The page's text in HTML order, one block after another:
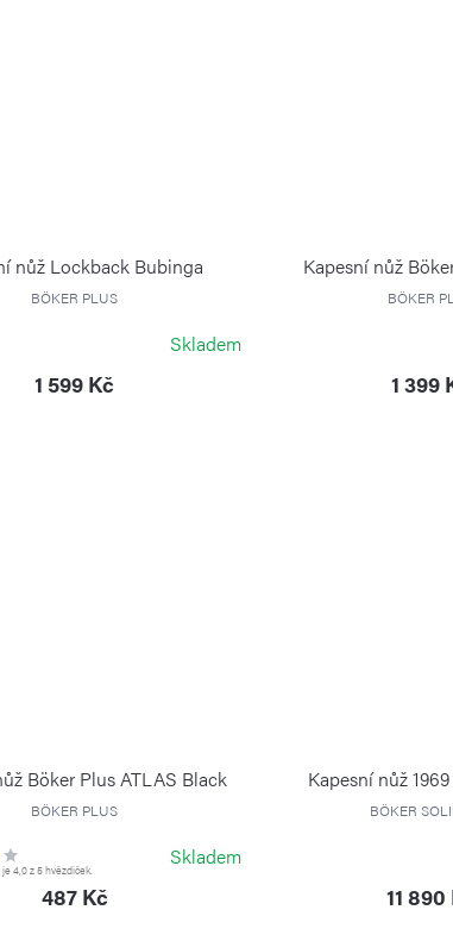
nůž Lockback Bubinga
BÖKER PLUS
Skladem
1 599 Kč
Kapesní nůž
BÖKER
1 399
Böker Plus ATLAS Black
BÖKER PLUS
4,0 z 5 hvězdiček.
Skladem
487 Kč
Kapesní nůž
BÖKER
11 890